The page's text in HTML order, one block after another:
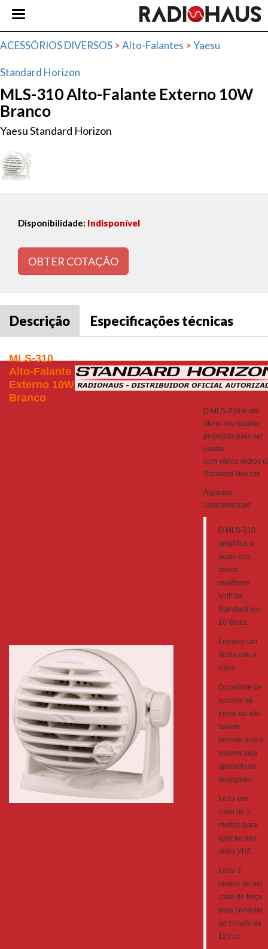
ACESSÓRIOS DIVERSOS >Alto-Falantes >Yaesu
Standard Horizon
MLS-310 Alto-Falante Externo 10W
Branco
Yaesu Standard Horizon
Disponibilidade: Indisponível
OBTER COTAÇÃO
Descrição Especificações técnicas
MLS-310
Alto-Falante
Externo 10W
Branco
O MLS-310 é um
ótimo alto-falante
projetado para ser
usado
com vários rádios
Standard Horizon.
Algumas
características:
O MLS-310
amplifica o
áudio dos
rádios
marítimos
VHF da
Standard em
10 Watts.
Fornece um
áudio alto e
claro.
O controle de
volume na
frente do alto-
falante
permite que o
volume seja
ajustado ou
desligado.
Inclui um
cabo de 2
metros para
ligar ao seu
rádio VHF.
Inclui 2
metros de um
cabo de força
para conectar
ao circuito de
12V cc.